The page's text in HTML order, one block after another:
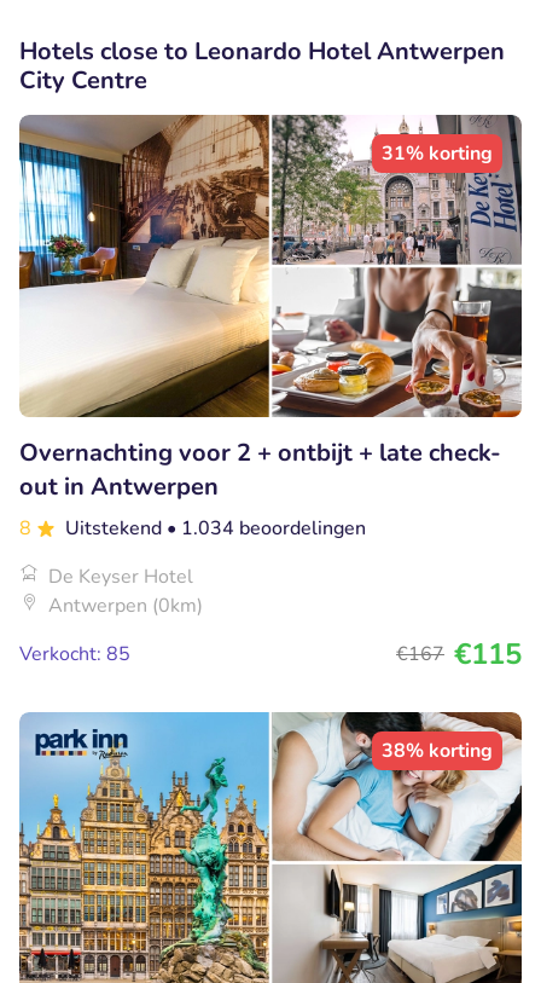
Hotels close to Leonardo Hotel Antwerpen
City Centre
31% korting
Overnachting voor 2 + ontbijt + late check-
out in Antwerpen
8 Uitstekend • 1.034 beoordelingen
De Keyser Hotel
Antwerpen (0km)
Verkocht: 85
€167 €115
38% korting